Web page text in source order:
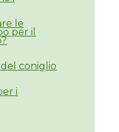
le
per il
coniglio
i